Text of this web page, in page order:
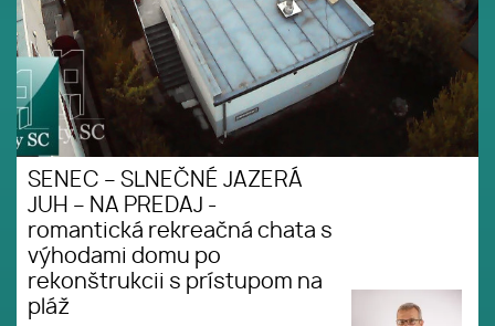
SENEC – SLNEČNÉ JAZERÁ
JUH – NA PREDAJ -
romantická rekreačná chata s
výhodami domu po
rekonštrukcii s prístupom na
pláž